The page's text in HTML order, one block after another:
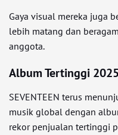
Gaya visual mereka juga
lebih matang dan
anggota.
Album Tertinggi 2025
SEVENTEEN terus
musik global dengan
rekor penjualan tertinggi